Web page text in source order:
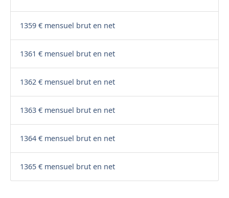
1359 € mensuel brut en net
1361 € mensuel brut en net
1362 € mensuel brut en net
1363 € mensuel brut en net
1364 € mensuel brut en net
1365 € mensuel brut en net